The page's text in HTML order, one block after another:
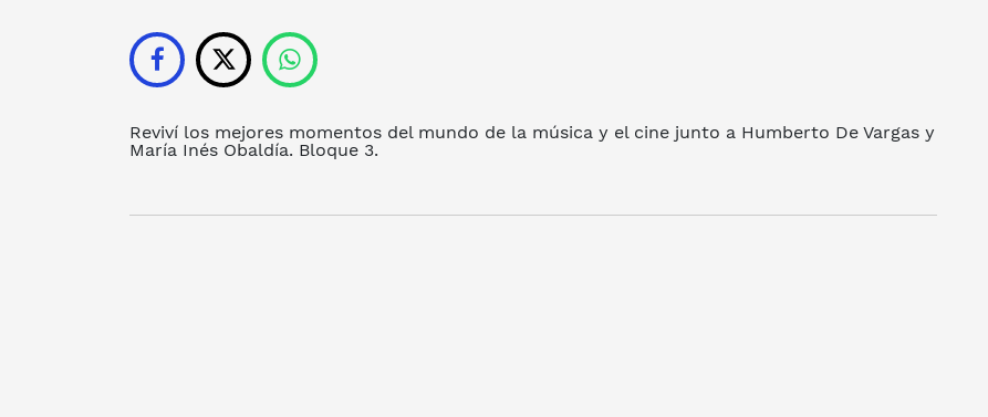
Reviví los mejores momentos del mundo de la música y el cine junto a Humberto De Vargas y
María Inés Obaldía. Bloque 3.